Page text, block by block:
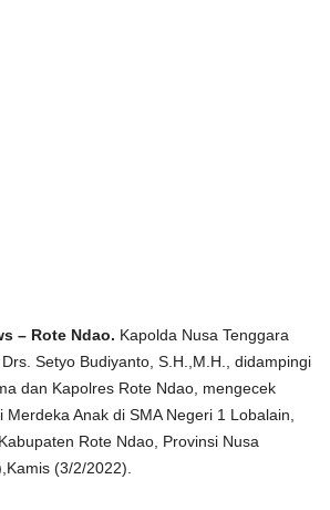
– Rote Ndao. Kapolda Nusa Tenggara
Setyo Budiyanto, S.H.,M.H., didampingi
dan Kapolres Rote Ndao, mengecek
Anak di SMA Negeri 1 Lobalain,
Rote Ndao, Provinsi Nusa
(3/2/2022).